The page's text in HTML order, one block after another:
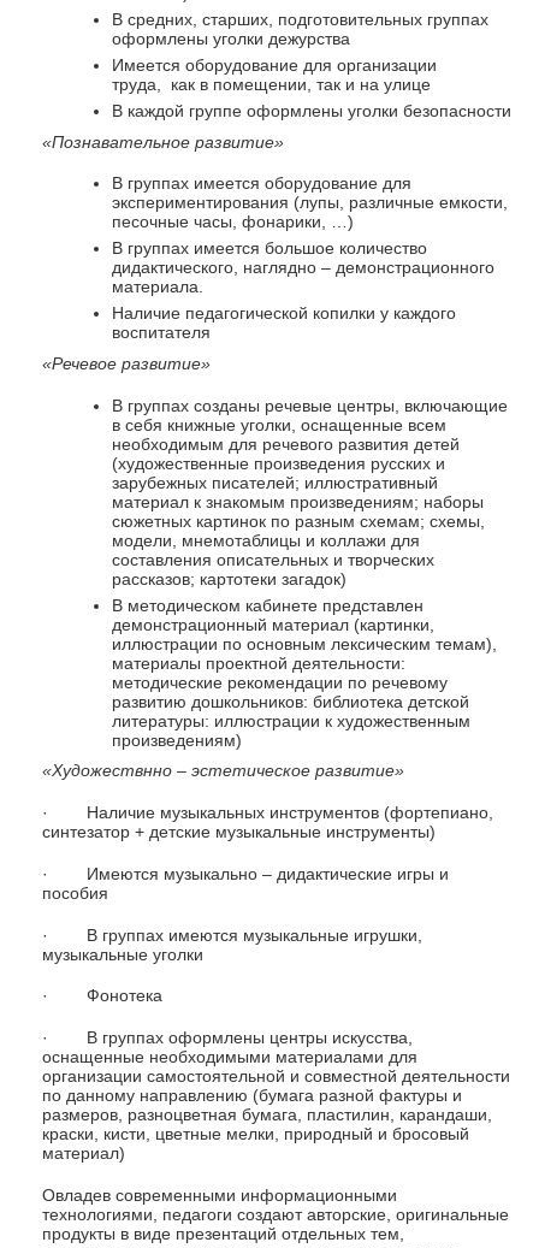
В средних, старших, подготовительных группах
оформлены уголки дежурства
Имеется оборудование для организации
труда, как в помещении, так и на улице
В каждой группе оформлены уголки безопасности
«Познавательное развитие»
В группах имеется оборудование для
экспериментирования (лупы, различные емкости,
песочные часы, фонарики, …)
В группах имеется большое количество
дидактического, наглядно – демонстрационного
материала.
Наличие педагогической копилки у каждого
воспитателя
«Речевое развитие»
В группах созданы речевые центры, включающие
в себя книжные уголки, оснащенные всем
необходимым для речевого развития детей
(художественные произведения русских и
зарубежных писателей; иллюстративный
материал к знакомым произведениям; наборы
сюжетных картинок по разным схемам; схемы,
модели, мнемотаблицы и коллажи для
составления описательных и творческих
рассказов; картотеки загадок)
В методическом кабинете представлен
демонстрационный материал (картинки,
иллюстрации по основным лексическим темам),
материалы проектной деятельности:
методические рекомендации по речевому
развитию дошкольников: библиотека детской
литературы: иллюстрации к художественным
произведениям)
«Художествнно – эстетическое развитие»
· Наличие музыкальных инструментов (фортепиано,
синтезатор + детские музыкальные инструменты)
· Имеются музыкально – дидактические игры и
пособия
· В группах имеются музыкальные игрушки,
музыкальные уголки
· Фонотека
· В группах оформлены центры искусства,
оснащенные необходимыми материалами для
организации самостоятельной и совместной деятельности
по данному направлению (бумага разной фактуры и
размеров, разноцветная бумага, пластилин, карандаши,
краски, кисти, цветные мелки, природный и бросовый
материал)
Овладев современными информационными
технологиями, педагоги создают авторские, оригинальные
продукты в виде презентаций отдельных тем,